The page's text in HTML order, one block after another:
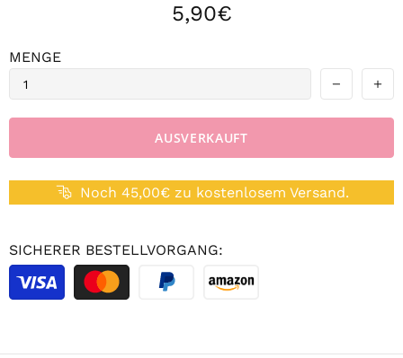
5,90€
MENGE
AUSVERKAUFT
Noch 45,00€ zu kostenlosem Versand.
SICHERER BESTELLVORGANG: